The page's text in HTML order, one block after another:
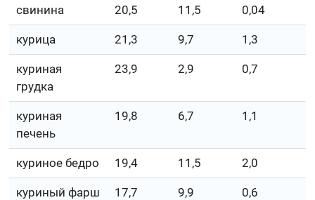
свинина 20,5 11,5 0,04
курица 21,3 9,7 1,3
куриная
грудка
23,9 2,9 0,7
куриная
печень
19,8 6,7 1,1
куриное бедро 19,4 11,5 2,0
куриный фарш 17,7 9,9 0,6